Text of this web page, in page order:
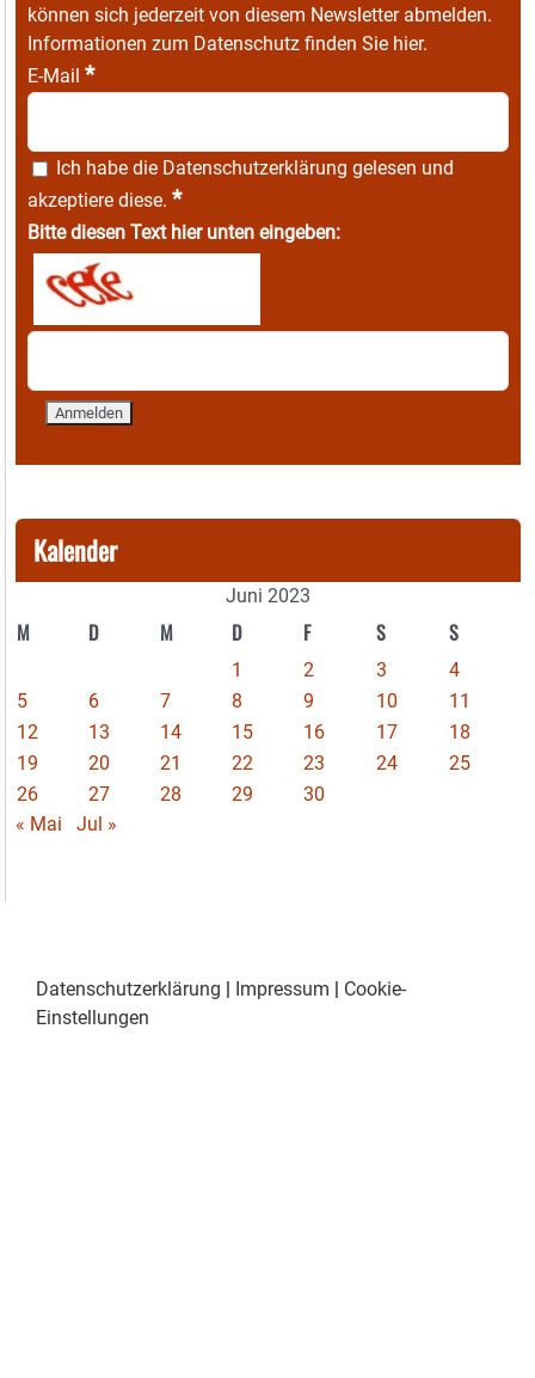
können sich jederzeit von diesem Newsletter abmelden.
Informationen zum Datenschutz finden Sie hier.
E-Mail *
Ich habe die Datenschutzerklärung gelesen und
akzeptiere diese. *
Bitte diesen Text hier unten eingeben:
Kalender
Juni 2023
M D M D F S S
1 2 3
4
5
6 7 8 9 10
11
12
13 14 15 16 17
18
19
20 21 22 23 24
25
26
27 28 29
30
« Mai
Jul »
Datenschutzerklärung Impressum
Cookie-
Einstellungen